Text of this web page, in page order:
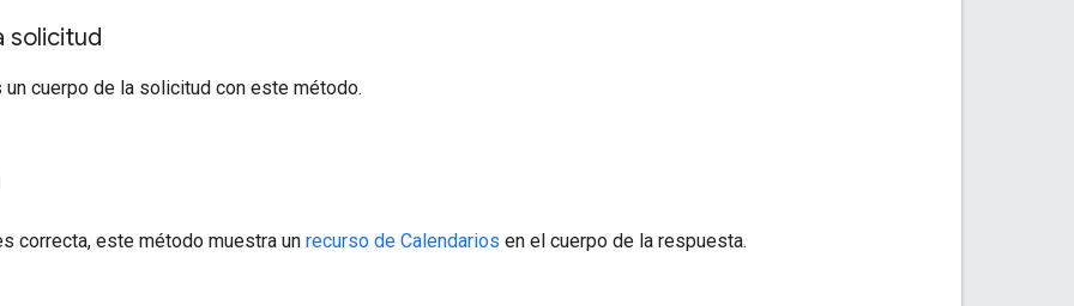
solicitud
un cuerpo de la solicitud con este método.
correcta, este método muestra un recurso de Calendarios en el cuerpo de la respuesta.